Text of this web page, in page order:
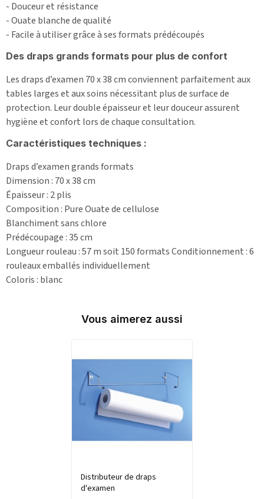
- Douceur et résistance
- Ouate blanche de qualité
- Facile à utiliser grâce à ses formats prédécoupés
Des draps grands formats pour plus de confort
Les draps d’examen 70 x 38 cm conviennent parfaitement aux
tables larges et aux soins nécessitant plus de surface de
protection. Leur double épaisseur et leur douceur assurent
hygiène et confort lors de chaque consultation.
Caractéristiques techniques :
Draps d’examen grands formats
Dimension : 70 x 38 cm
Épaisseur : 2 plis
Composition : Pure Ouate de cellulose
Blanchiment sans chlore
Prédécoupage : 35 cm
Longueur rouleau : 57 m soit 150 formats Conditionnement : 6
rouleaux emballés individuellement
Coloris : blanc
Vous aimerez aussi
Distributeur de draps
d'examen